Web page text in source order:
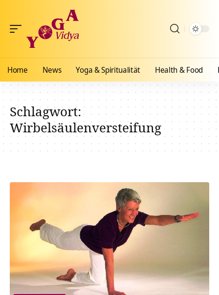
Home News Yoga & Spiritualität Health & Food
Schlagwort:
Wirbelsäulenversteifung